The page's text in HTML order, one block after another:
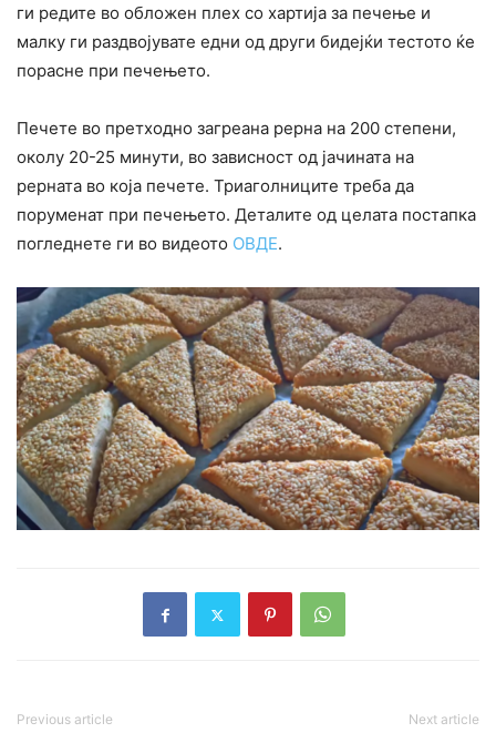
ги редите во обложен плех со хартија за печење и
малку ги раздвојувате едни од други бидејќи тестото ќе
порасне при печењето.
Печете во претходно загреана рерна на 200 степени,
околу 20-25 минути, во зависност од јачината на
рерната во која печете. Триаголниците треба да
поруменат при печењето. Деталите од целата постапка
погледнете ги во видеото ОВДЕ.
Previous article Next article